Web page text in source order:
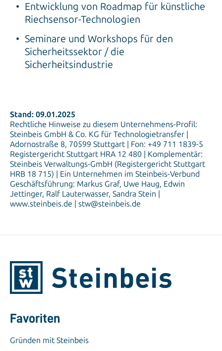
Entwicklung von Roadmap für künstliche
Riechsensor-Technologien
Seminare und Workshops für den
Sicherheitssektor / die
Sicherheitsindustrie
Stand: 09.01.2025
Rechtliche Hinweise zu diesem Unternehmens-Profil:
Steinbeis GmbH & Co. KG für Technologietransfer |
Adornostraße 8, 70599 Stuttgart | Fon: +49 711 1839-5
Registergericht Stuttgart HRA 12 480 | Komplementär:
Steinbeis Verwaltungs-GmbH (Registergericht Stuttgart
HRB 18 715) | Ein Unternehmen im Steinbeis-Verbund
Geschäftsführung: Markus Graf, Uwe Haug, Edwin
Jettinger, Ralf Lauterwasser, Sandra Stein |
www.steinbeis.de | stw@steinbeis.de
Favoriten
Gründen mit Steinbeis